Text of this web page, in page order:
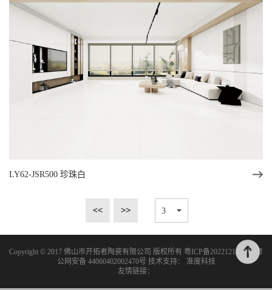
LY62-JSR500 珍珠白
<< >>
Copyright © 2017 佛山市开拓者陶瓷有限公司 版权所有 粤ICP备2022121534号
粤
公网安备 44060402002470号 技术支持： 准度科技
友情链接：